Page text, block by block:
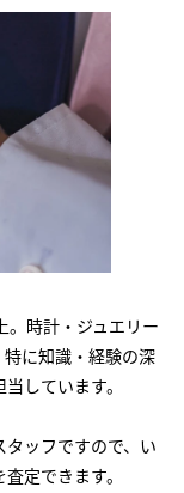
。時計・ジュエリー
に知識・経験の深
しています。
ッフですので、い
定できます。